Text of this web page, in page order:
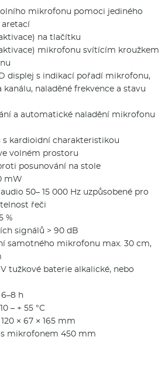
mikrofonu pomoci jediného
na tlačítku
mikrofonu svítícím kroužkem
displej s indikací pořadí mikrofonu,
naladěné frekvence a stavu
a automatické naladění mikrofonu
s kardioidní charakteristikou
volném prostoru
posunování na stole
mW
50– 15 000 Hz uzpůsobené pro
řeči
%
signálů > 90 dB
samotného mikrofonu max. 30 cm,
V tužkové baterie alkalické, nebo
h
– + 55 °C
× 67 × 165 mm
mikrofonem 450 mm